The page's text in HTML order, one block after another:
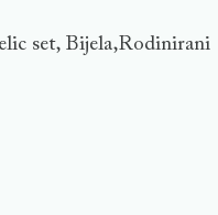
set, Bijela,Rodinirani